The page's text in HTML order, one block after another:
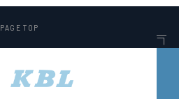
PAGE TOP